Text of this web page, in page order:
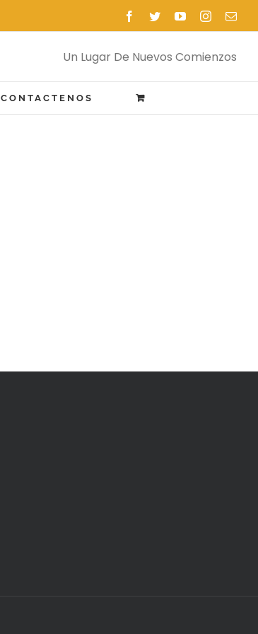
Facebook
TwitterYouTubeInstagram
Un Lugar De Nuevos Comienzos
CONTACTENOS